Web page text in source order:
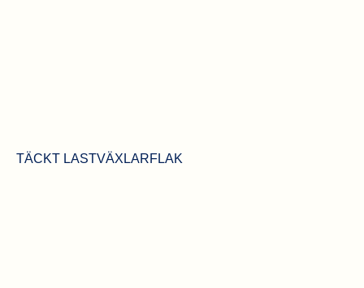
TÄCKT LASTVÄXLARFLAK